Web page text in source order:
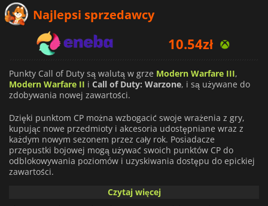
Najlepsi sprzedawcy
16.99zł
Punkty Call of Duty są walutą w grze Modern Warfare III,
Modern Warfare II i Call of Duty: Warzone, i są używane do
zdobywania nowej zawartości.
Dzięki punktom CP można wzbogacić swoje wrażenia z gry,
kupując nowe przedmioty i akcesoria udostępniane wraz z
każdym nowym sezonem przez cały rok. Posiadacze
przepustki bojowej mogą używać swoich punktów CP do
odblokowywania poziomów i uzyskiwania dostępu do epickiej
zawartości.
Wymagane jest posiadanieCall of Duty: Modern Warfare III,
Czytaj więcej